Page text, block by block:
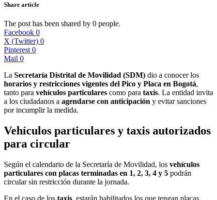
Share article
The post has been shared by 0 people.
Facebook 0
X (Twitter) 0
Pinterest 0
Mail 0
La Secretaría Distrital de Movilidad (SDM) dio a conocer los
horarios y restricciones vigentes del Pico y Placa en Bogotá,
tanto para vehículos particulares como para taxis. La entidad invita
a los ciudadanos a agendarse con anticipación y evitar sanciones
por incumplir la medida.
Vehículos particulares y taxis autorizados
para circular
Según el calendario de la Secretaría de Movilidad, los vehículos
particulares con placas terminadas en 1, 2, 3, 4 y 5 podrán
circular sin restricción durante la jornada.
En el caso de los taxis , estarán habilitados los que tengan placas